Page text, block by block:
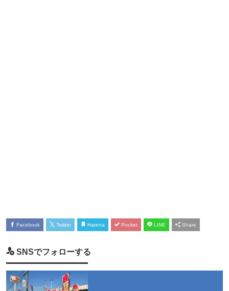
Facebook Twitter Hatena Pocket LINE Share
SNSでフォローする